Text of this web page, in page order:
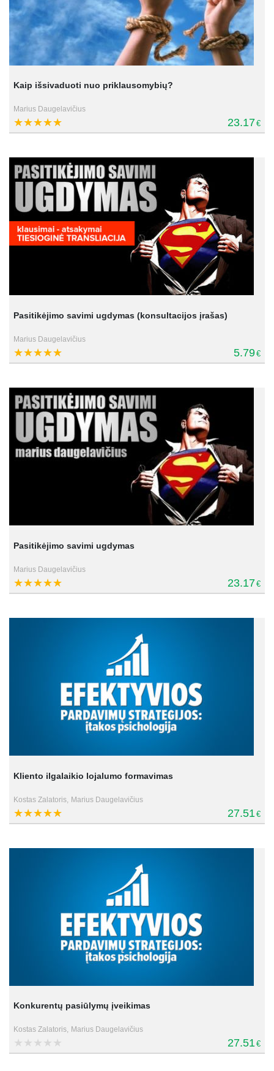
Kaip išsivaduoti nuo priklausomybių?
Marius Daugelavičius
23.17€
Pasitikėjimo savimi ugdymas (konsultacijos įrašas)
Marius Daugelavičius
5.79€
Pasitikėjimo savimi ugdymas
Marius Daugelavičius
23.17€
Kliento ilgalaikio lojalumo formavimas
Kostas Zalatoris, Marius Daugelavičius
27.51 €
Konkurentų pasiūlymų įveikimas
Kostas Zalatoris, Marius Daugelavičius
27.51€